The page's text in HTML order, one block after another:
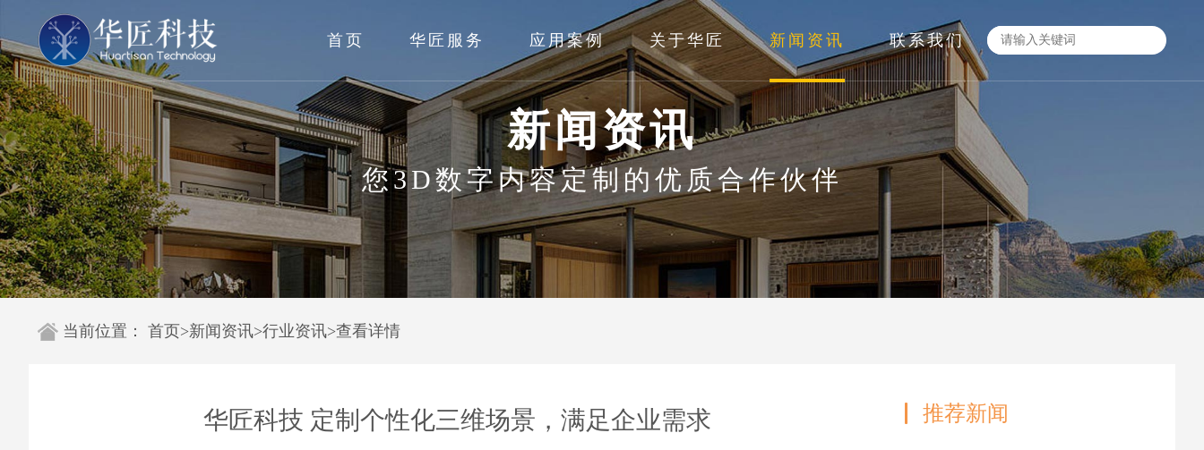
首页 华匠服务 应用案例 关于华匠 新闻资讯 联系我们
新闻资讯
您3D数字内容定制的优质合作伙伴
当前位置： 首页>新闻资讯>行业资讯>查看详情
华匠科技 定制个性化三维场景，满足企业需求 推荐新闻